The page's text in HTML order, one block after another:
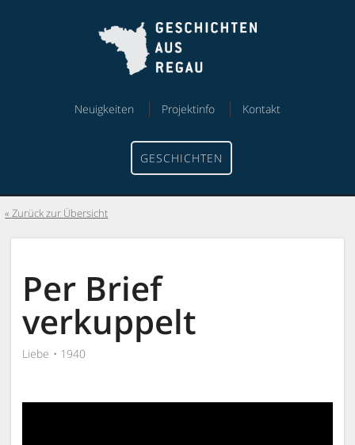
Neuigkeiten Projektinfo Kontakt
GESCHICHTEN
Zurück zur Übersicht
Per Brief
verkuppelt
Liebe 1940